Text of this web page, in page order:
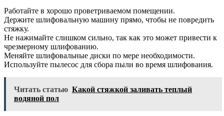
Работайте в хорошо проветриваемом помещении.
Держите шлифовальную машину прямо, чтобы не повредить
стяжку.
Не нажимайте слишком сильно, так как это может привести к
чрезмерному шлифованию.
Меняйте шлифовальные диски по мере необходимости.
Используйте пылесос для сбора пыли во время шлифования.
Читать статью Какой стяжкой заливать теплый
водяной пол